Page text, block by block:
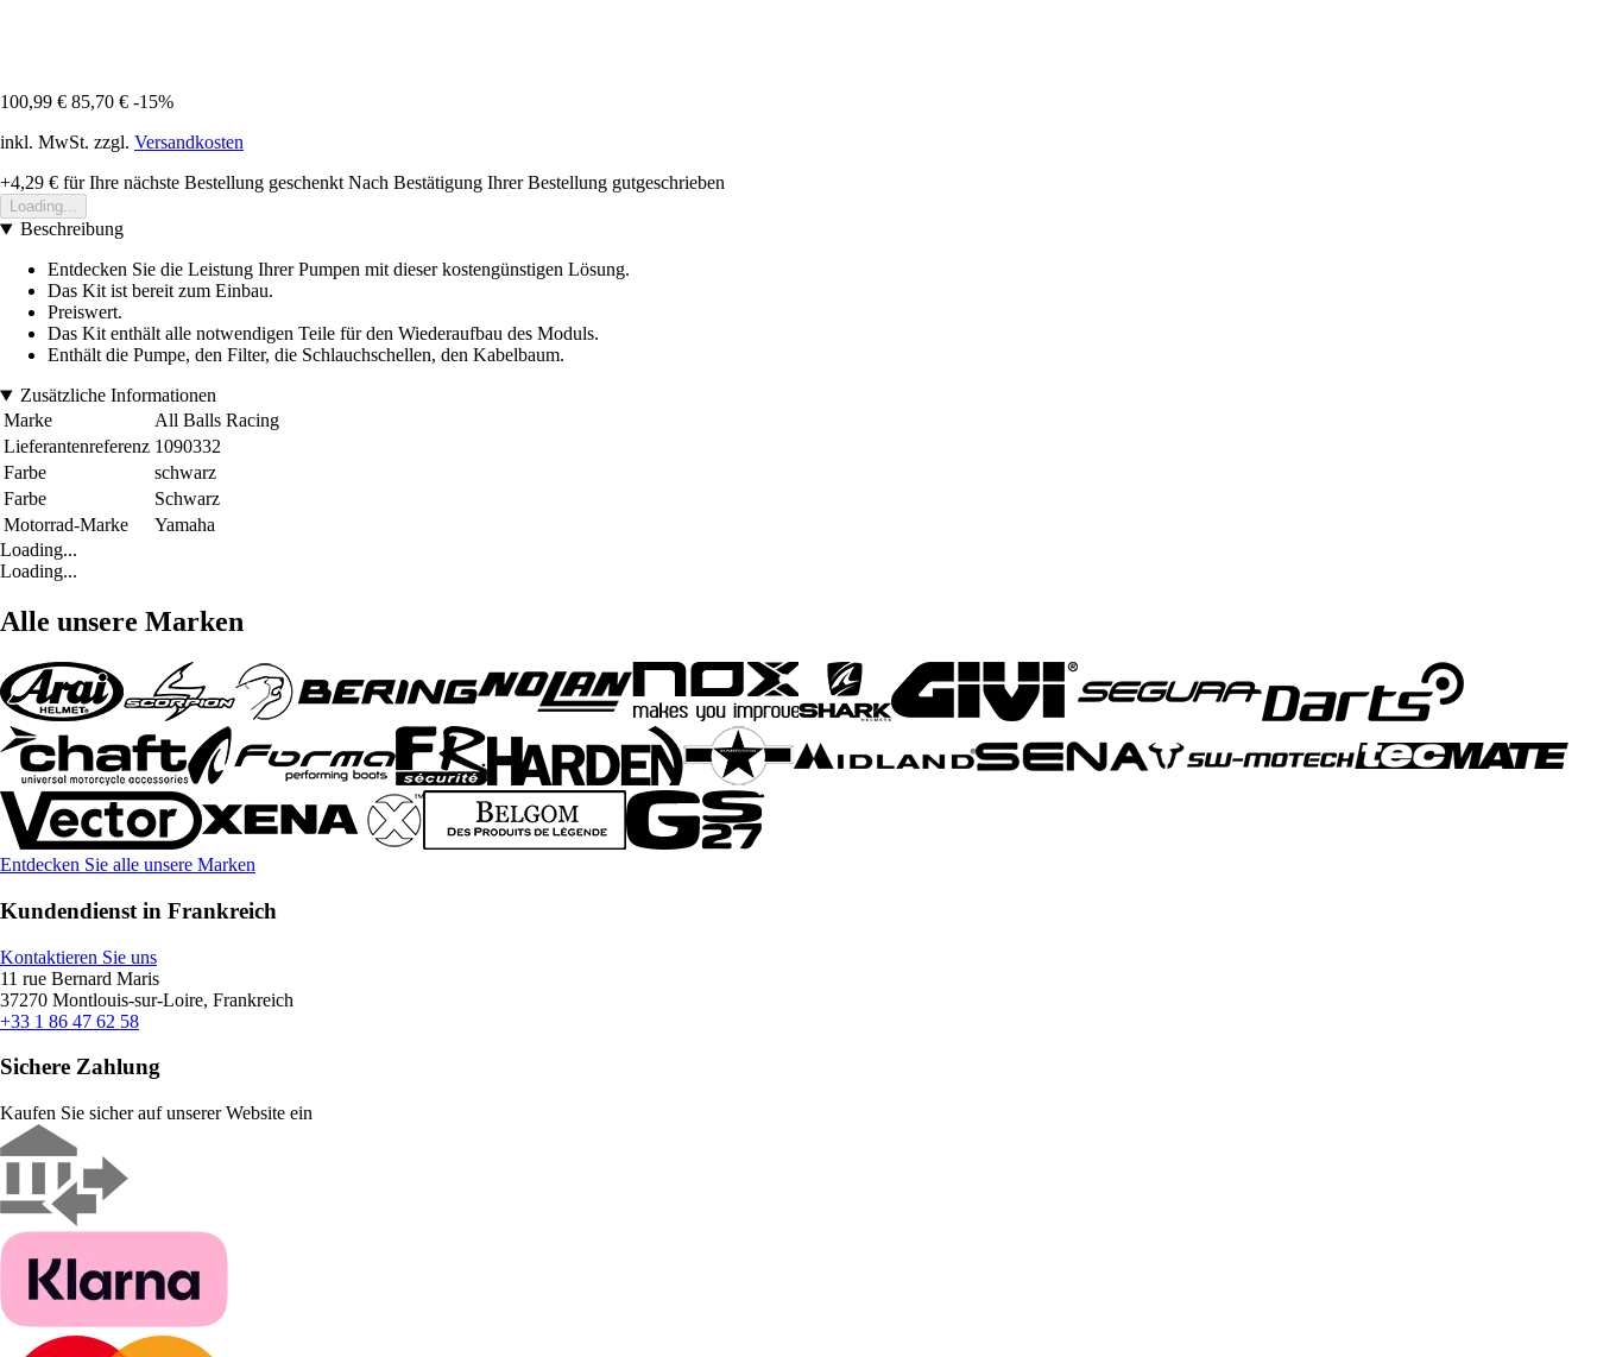
100,99 € 85,70 € -15%
inkl. MwSt. zzgl. Versandkosten
+4,29 € für Ihre nächste Bestellung geschenkt Nach Bestätigung Ihrer Bestellung gutgeschrieben
Loading...
Beschreibung
Entdecken Sie die Leistung Ihrer Pumpen mit dieser kostengünstigen Lösung.
Das Kit ist bereit zum Einbau.
Preiswert.
Das Kit enthält alle notwendigen Teile für den Wiederaufbau des Moduls.
Enthält die Pumpe, den Filter, die Schlauchschellen, den Kabelbaum.
Zusätzliche Informationen
Marke
All Balls Racing
Lieferantenreferenz 1090332
Farbe
schwarz
Farbe
Schwarz
Motorrad-Marke
Yamaha
Loading...
Loading...
Alle unsere Marken
Entdecken Sie alle unsere Marken
Kundendienst in Frankreich
Kontaktieren Sie uns
11 rue Bernard Maris
37270 Montlouis-sur-Loire, Frankreich
+33 1 86 47 62 58
Sichere Zahlung
Kaufen Sie sicher auf unserer Website ein